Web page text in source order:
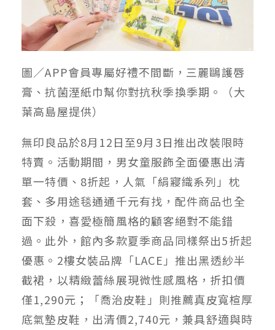
圖／APP會員專屬好禮不間斷，三麗鷗護唇
膏、抗菌溼紙巾幫你對抗秋季換季期。（大
葉高島屋提供）
無印良品於8月12日至9月3日推出改裝限時
特賣。活動期間，男女童服飾全面優惠出清
單一特價 、 8折起，人氣「絹寢織系列」枕
套、多用途毯通通千元有找，配件商品也全
面下殺，喜愛極簡風格的顧客絕對不能錯
過。此外，館內多款夏季商品同樣祭出5折起
優惠。2樓女裝品牌「LACE」推出黑透紗半
截裙，以精緻蕾絲展現微性感風格，折扣價
僅1,290元；「喬治皮鞋」則推薦真皮寬楦厚
底氣墊皮鞋，出清價2,740元，兼具舒適與時